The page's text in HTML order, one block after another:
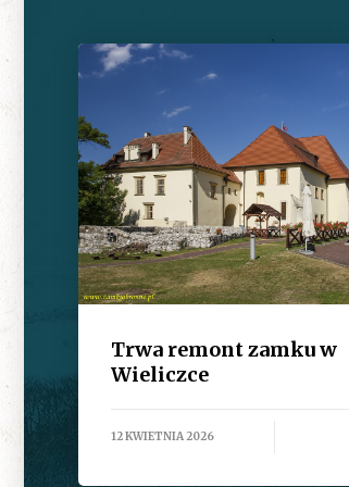
Trwa remont zamku w
Wieliczce
12 KWIETNIA 2026